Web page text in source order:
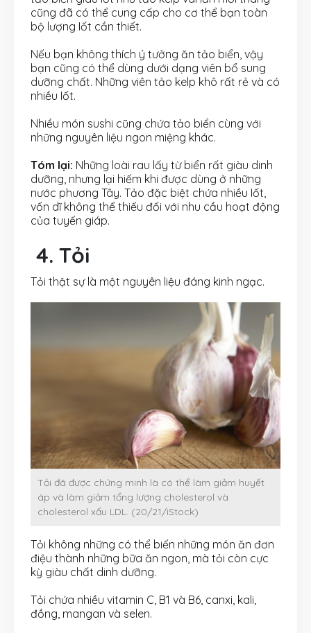
cũng đã có thể cung cấp cho cơ thể bạn toàn
bộ lượng Iốt cần thiết.
Nếu bạn không thích ý tưởng ăn tảo biển, vậy
bạn cũng có thể dùng dưới dạng viên bổ sung
dưỡng chất. Những viên tảo kelp khô rất rẻ và có
nhiều Iốt.
Nhiều món sushi cũng chứa tảo biển cùng với
những nguyên liệu ngon miệng khác.
Tóm lại: Những loài rau lấy từ biển rất giàu dinh
dưỡng, nhưng lại hiếm khi được dùng ở những
nước phương Tây. Tảo đặc biệt chứa nhiều Iốt,
vốn dĩ không thể thiếu đối với nhu cầu hoạt động
của tuyến giáp.
4. Tỏi
Tỏi thật sự là một nguyên liệu đáng kinh ngạc.
Tỏi đã được chứng minh là có thể làm giảm huyết
áp và làm giảm tổng lượng cholesterol và
cholesterol xấu LDL. (20/21/iStock)
Tỏi không những có thể biến những món ăn đơn
điệu thành những bữa ăn ngon, mà tỏi còn cực
kỳ giàu chất dinh dưỡng.
Tỏi chứa nhiều vitamin C, B1 và B6, canxi, kali,
đồng, mangan và selen.